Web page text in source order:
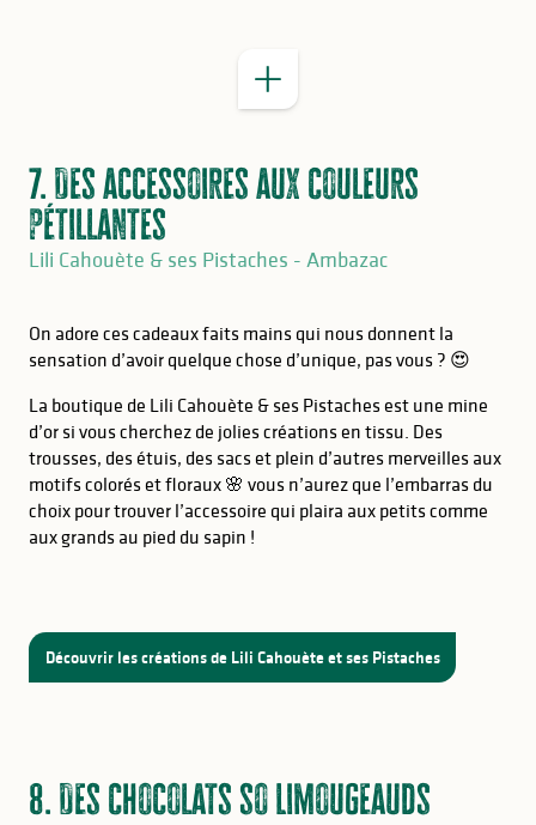
7. Des accessoires aux couleurs
pétillantes
Lili Cahouète & ses Pistaches - Ambazac
On adore ces cadeaux faits mains qui nous donnent la
sensation d’avoir quelque chose d’unique, pas vous ? 😍
La boutique de Lili Cahouète & ses Pistaches est une mine
d’or si vous cherchez de jolies créations en tissu. Des
trousses, des étuis, des sacs et plein d’autres merveilles aux
motifs colorés et floraux 🌸 vous n’aurez que l’embarras du
choix pour trouver l’accessoire qui plaira aux petits comme
aux grands au pied du sapin !
Découvrir les créations de Lili Cahouète et ses Pistaches
8. Des chocolats so Limougeauds